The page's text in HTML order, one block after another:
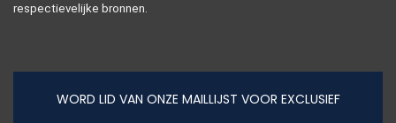
respectievelijke bronnen.
WORD LID VAN ONZE MAILLIJST VOOR EXCLUSIEF